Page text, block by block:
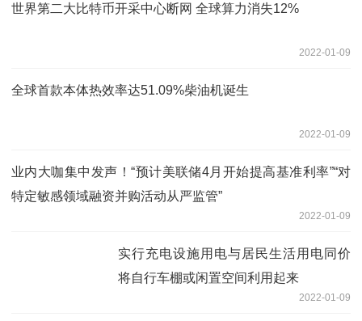
世界第二大比特币开采中心断网 全球算力消失12%
2022-01-09
全球首款本体热效率达51.09%柴油机诞生
2022-01-09
业内大咖集中发声！“预计美联储4月开始提高基准利率”“对
特定敏感领域融资并购活动从严监管”
2022-01-09
实行充电设施用电与居民生活用电同价
将自行车棚或闲置空间利用起来
2022-01-09